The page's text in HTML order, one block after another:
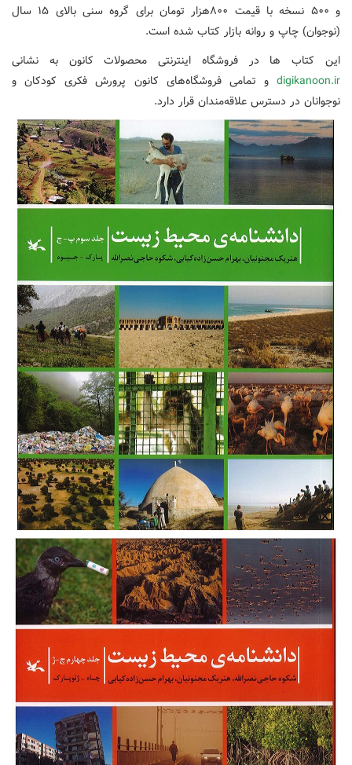
و ۵۰۰ نسخه با قیمت ۸۰۰هزار تومان برای گروه سنی بالای ۱۵ سال
(نوجوان) چاپ و روانه بازار کتاب شده است.
این کتاب ها در فروشگاه‌ اینترنتی محصولات کانون به نشانی
digikanoon.ir و تمامی فروشگاه‌های کانون پرورش فکری کودکان و
نوجوانان در دسترس علاقه‌مندان قرار دارد.